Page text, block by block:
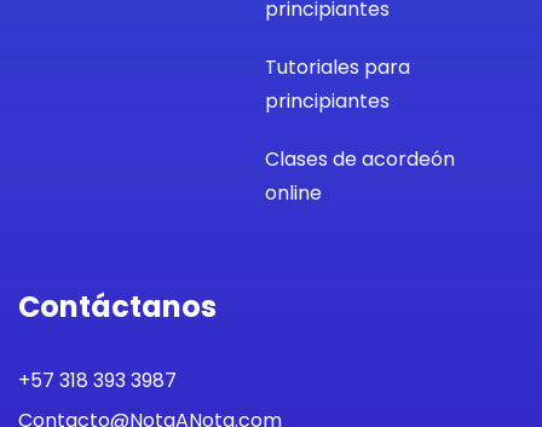
principiantes
Tutoriales para
principiantes
Clases de acordeón
online
Contáctanos
+57 318 393 3987
Contacto@NotaANota.com